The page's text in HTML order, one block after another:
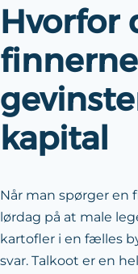
Hvorfor
kapital
Når man spørger en
lørdag på at male
kartofler i en fælles
svar. Talkoot er en